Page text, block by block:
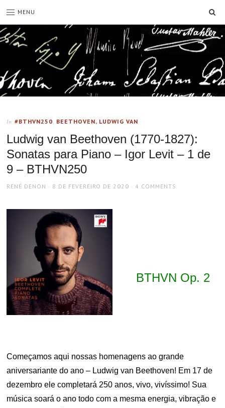
MENU
In #BTHVN250, BEETHOVEN, LUDWIG VAN
Ludwig van Beethoven (1770-1827):
Sonatas para Piano – Igor Levit – 1 de
9 – BTHVN250
AUTHOR
RENÉ DENON
POSTED
8 DE FEVEREIRO DE 2020 4 COMMENTS
BTHVN Op. 2
Começamos aqui nossas homenagens ao grande
aniversariante do ano – Ludwig van Beethoven! Em 17 de
dezembro ele completará 250 anos, vivo, vivíssimo! Sua
música soará o ano todo com a mesma energia, vibração e